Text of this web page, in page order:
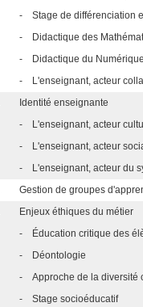
-
Stage de différenciation
-
Didactique des
-
Didactique du
-
L'enseignant, acteur
Identité enseignante
-
L'enseignant, acteur
-
L'enseignant, acteur
-
L'enseignant, acteur du
Gestion de groupes
Enjeux éthiques du métier
-
Éducation critique des
-
Déontologie
-
Approche de la diversité
-
Stage socioéducatif